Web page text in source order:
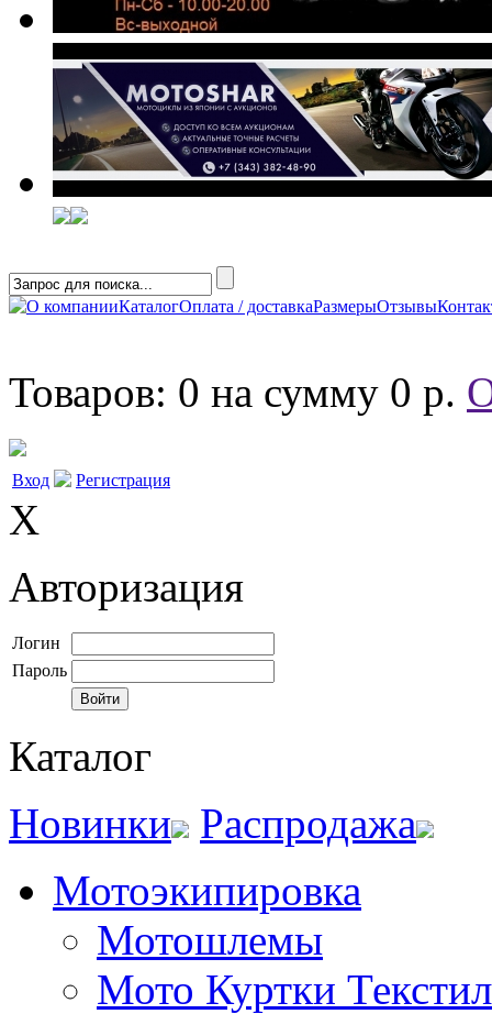
О компанииКаталогОплата / доставкаРазмерыОтзывы
Товаров: 0 на сумму 0 р.
Вход Регистрация
X
Авторизация
Логин
Пароль
Каталог
Новинки
Распродажа
Мотоэкипировка
Мотошлемы
Мото Куртки